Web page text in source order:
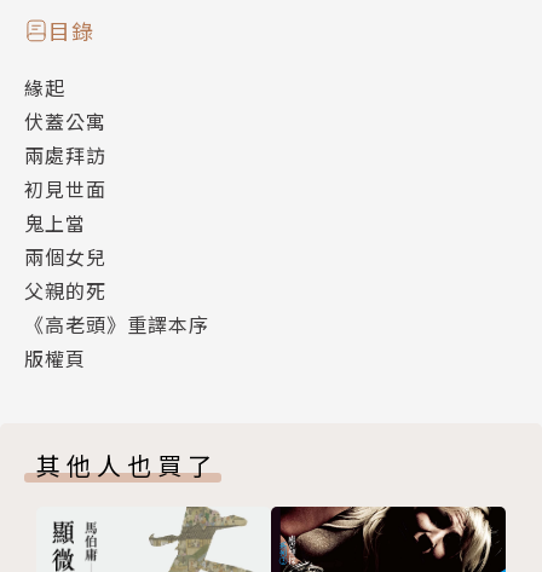
一個夫家姓伏蓋的老婦人，四十年來在巴黎經營著一家
陰暗、破落衰敗的公寓，男女老少，一律招留。可是幾
十年來也罕有女客寄宿，而且非要家裡給的生活費少得
可憐，才能使一個年輕男子住到這裡來。一八一九年，
大學生拉斯蒂涅從鄉下來到巴黎求學，就寄住在伏蓋公
寓裡。經過精心謀畫，拉斯蒂涅結識了另一租客高老頭
的小女兒，並成為她的情人，藉此獲得了進入上流社會
的入場券。
高老頭早年靠賣麵條起家，妻子早逝，他全部的愛就都
用金錢收買女兒的愛，散盡家產到最後只能隻身搬進伏
加。
目錄
緣起
伏蓋公寓
兩處拜訪
初見世面
鬼上當
兩個女兒
父親的死
《高老頭》重譯本序
版權頁
其他人也買了